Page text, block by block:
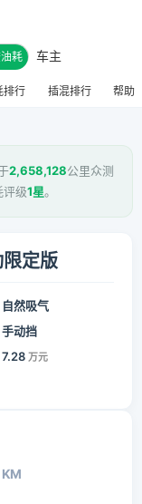
耗 车主
排行 插混排行 帮助
2,658,128公里众测
评级1星。
定版
自然吸气
手动挡
7.28 万元
KM